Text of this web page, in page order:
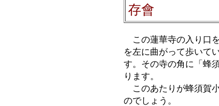
存會
この蓮華寺の入り口
を左に曲がって歩いて
す。その寺の角に「蜂
ります。
このあたりが蜂須賀
のでしょう。